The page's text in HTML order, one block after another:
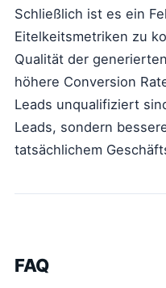
Schließlich ist es ein
Eitelkeitsmetriken zu
Qualität der
höhere Conversion
Leads unqualifiziert
Leads, sondern
tatsächlichem
FAQ